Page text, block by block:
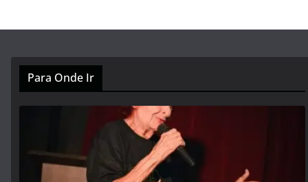
Para Onde Ir